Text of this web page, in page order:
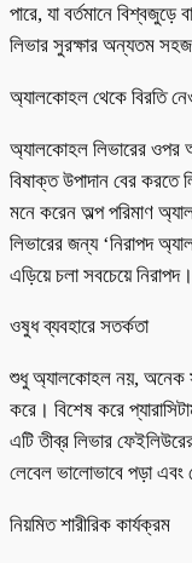
পারে, যা বর্তমানে
লিভার সুরক্ষার অন্যতম
অ্যালকোহল থেকে বিরতি
অ্যালকোহল লিভারের ওপর
বিষাক্ত উপাদান বের করতে
মনে করেন অল্প পরিমাণ
লিভারের জন্য ‘নিরাপদ
এড়িয়ে চলা সবচেয়ে নিরাপদ।
ওষুধ ব্যবহারে সতর্কতা
শুধু অ্যালকোহল নয়, অনেক
করে। বিশেষ করে
এটি তীব্র লিভার
লেবেল ভালোভাবে পড়া
নিয়মিত শারীরিক কার্যক্রম